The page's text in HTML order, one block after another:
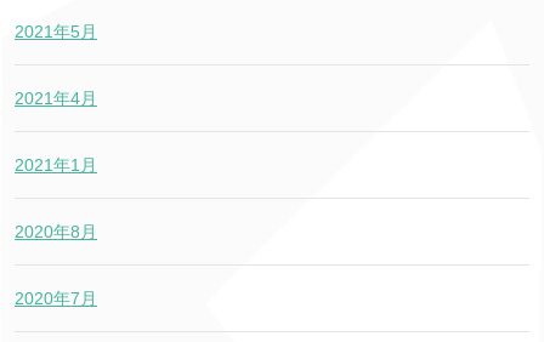
2021年5月
2021年4月
2021年1月
2020年8月
2020年7月